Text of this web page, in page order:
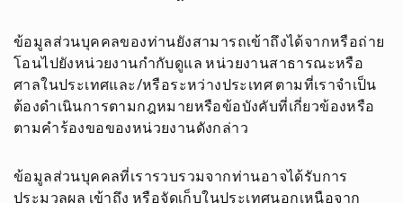
ข้อมูลส่วนบุคคลของท่านยังสามารถเข้าถึงได้จากหรือถ่าย
โอนไปยังหน่วยงานกำกับดูแล หน่วยงานสาธารณะหรือ
ศาลในประเทศและ/หรือระหว่างประเทศ ตามที่เราจำเป็น
ต้องดำเนินการตามกฎหมายหรือข้อบังคับที่เกี่ยวข้องหรือ
ตามคำร้องขอของหน่วยงานดังกล่าว
ข้อมูลส่วนบุคคลที่เรารวบรวมจากท่านอาจได้รับการ
ประมวลผล เข้าถึง หรือจัดเก็บในประเทศนอกเหนือจาก